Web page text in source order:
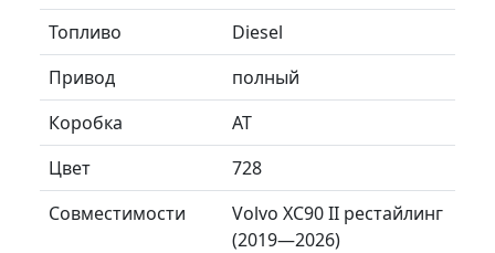
Топливо
Diesel
Привод
полный
Коробка
AT
Цвет
728
Совместимости
Volvo XC90 II рестайлинг
(2019—2026)